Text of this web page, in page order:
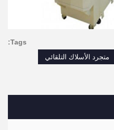
Tags:
متجرد الأسلاك التلقائي